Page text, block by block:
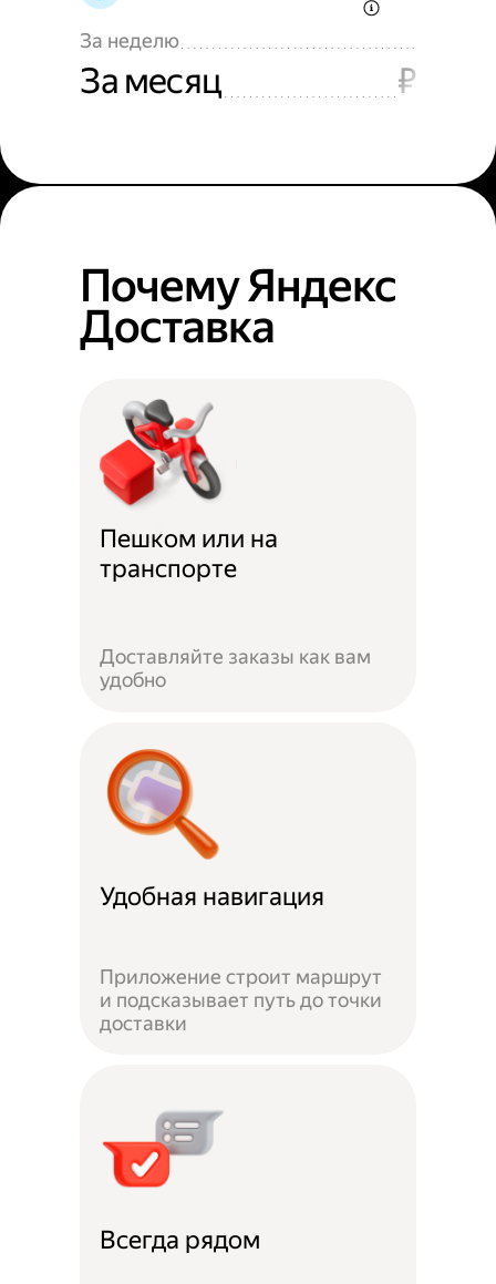
За неделю
За месяц ₽
Почему Яндекс
Доставка
Пешком или на
транспорте
Доставляйте заказы как вам
удобно
Удобная навигация
Приложение строит маршрут
и подсказывает путь до точки
доставки
Всегда рядом